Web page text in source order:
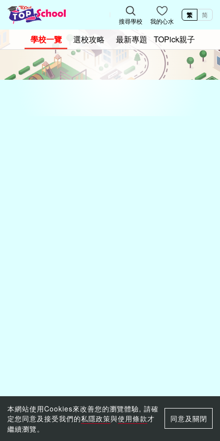
搜尋學校 我的心水
繁 简
學校一覽 選校攻略 最新專題 TOPick親子
本網站使用Cookies來改善您的瀏覽體驗, 請確
定您同意及接受我們的私隱政策與使用條款才
繼續瀏覽。
同意及關閉